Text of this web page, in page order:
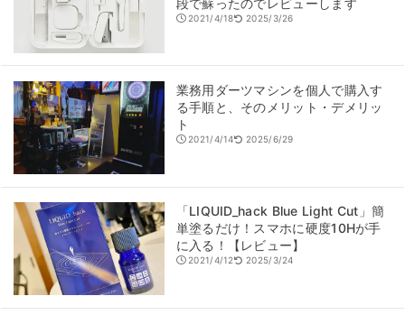
2021/4/18 2025/3/26
業務用ダーツマシンを個人で購入す
る手順と、そのメリット・デメリッ
ト
2021/4/14 2025/6/29
「LIQUID_hack Blue Light Cut」簡
単塗るだけ！スマホに硬度10Hが手
に入る！【レビュー】
2021/4/12 2025/3/24